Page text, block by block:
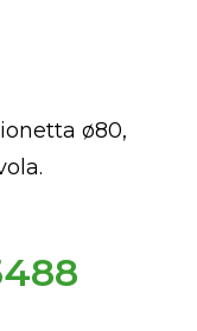
ø80,